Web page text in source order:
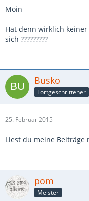
Moin
Hat denn wirklich
sich ?????????
Busko
Fortgeschrittener
25. Februar 2015
Liest du meine Beiträge
pom
Meister